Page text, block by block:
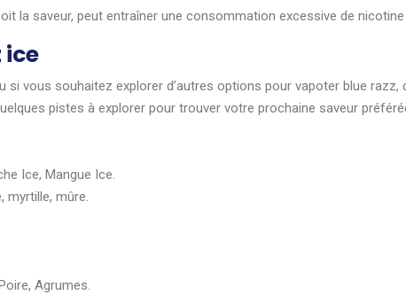
la saveur, peut entraîner une consommation excessive de
vous souhaitez explorer d’autres options pour vapoter blue
pistes à explorer pour trouver votre prochaine saveur
Ice, Mangue Ice.
myrtille, mûre.
Agrumes.